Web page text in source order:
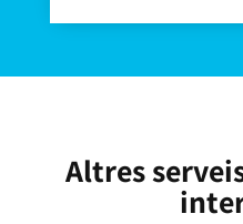
Altres